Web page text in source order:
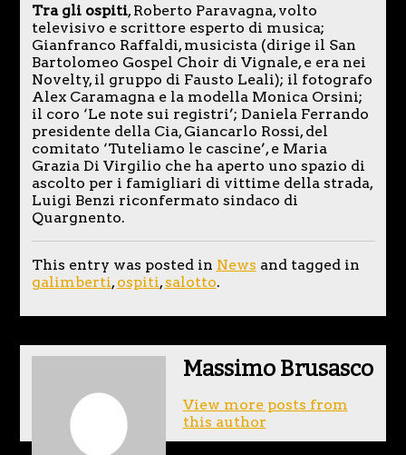
Tra gli ospiti, Roberto Paravagna, volto
televisivo e scrittore esperto di musica;
Gianfranco Raffaldi, musicista (dirige il San
Bartolomeo Gospel Choir di Vignale, e era nei
Novelty, il gruppo di Fausto Leali); il fotografo
Alex Caramagna e la modella Monica Orsini;
il coro ‘Le note sui registri’; Daniela Ferrando
presidente della Cia, Giancarlo Rossi, del
comitato ‘Tuteliamo le cascine’, e Maria
Grazia Di Virgilio che ha aperto uno spazio di
ascolto per i famigliari di vittime della strada,
Luigi Benzi riconfermato sindaco di
Quargnento.
This entry was posted in News and tagged in
galimberti,ospiti,salotto.
Massimo Brusasco
View more posts from
this author